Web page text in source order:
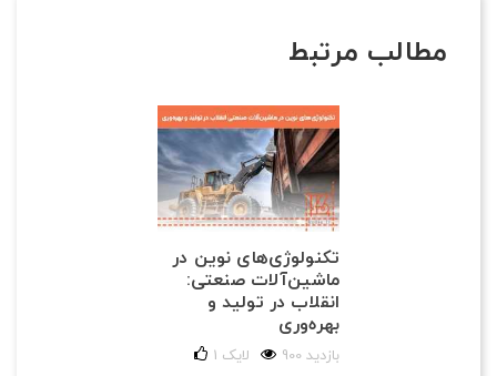
مطالب مرتبط
تکنولوژی‌های نوین در
ماشین‌آلات صنعتی:
انقلاب در تولید و
بهره‌وری
900 بازدید 1 لایک